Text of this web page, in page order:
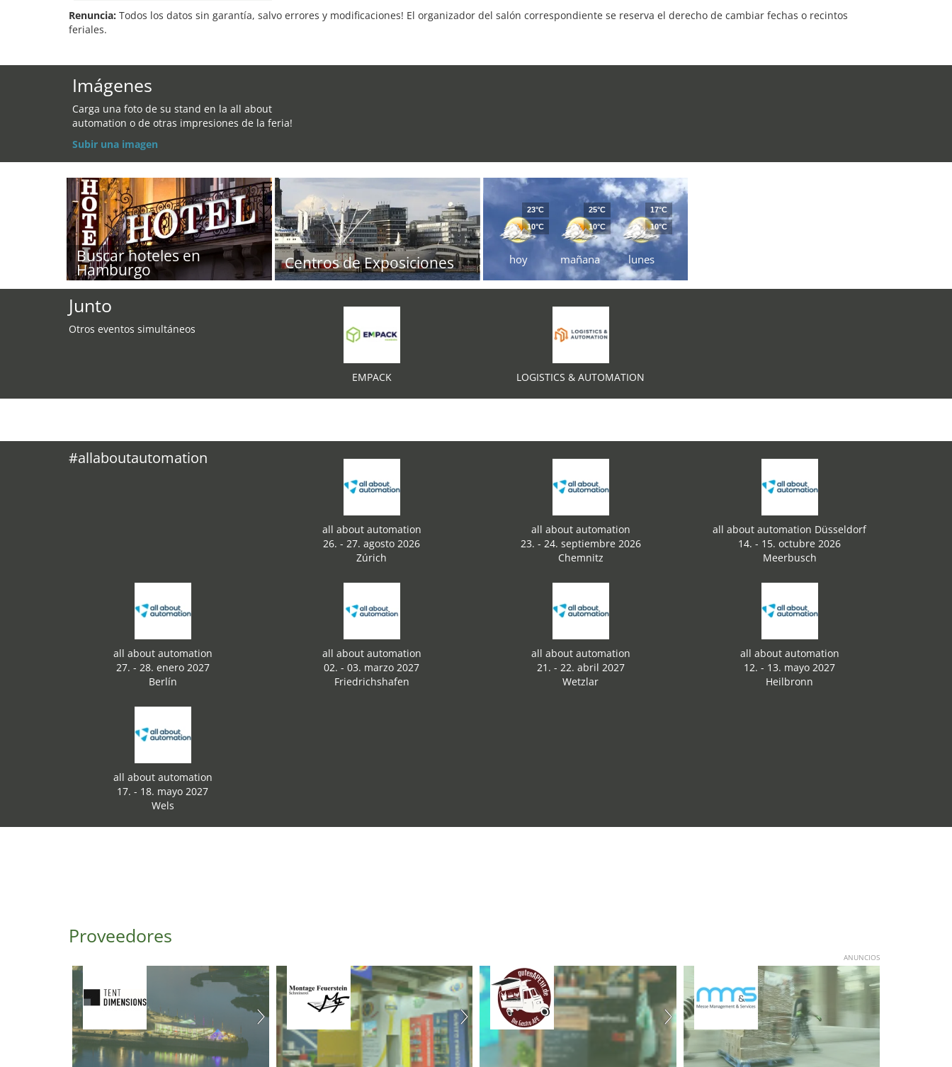
Renuncia: Todos los datos sin garantía, salvo errores y modificaciones! El organizador del salón correspondiente se reserva el derecho de cambiar fechas o recintos
feriales.
Imágenes
Carga una foto de su stand en la all about
automation o de otras impresiones de la feria!
Subir una imagen
Buscar hoteles en
Hamburgo Centros de Exposiciones hoy
23°C
10°C
mañana
25°C
10°C
lunes
17°C
10°C
Junto
Otros eventos simultáneos
EMPACK LOGISTICS & AUTOMATION
#allaboutautomation
all about automation
26. - 27. agosto 2026
Zúrich
all about automation
23. - 24. septiembre 2026
Chemnitz
all about automation Düsseldorf
14. - 15. octubre 2026
Meerbusch
all about automation
27. - 28. enero 2027
Berlín
all about automation
02. - 03. marzo 2027
Friedrichshafen
all about automation
21. - 22. abril 2027
Wetzlar
all about automation
12. - 13. mayo 2027
Heilbronn
all about automation
17. - 18. mayo 2027
Wels
Proveedores
ANUNCIOS